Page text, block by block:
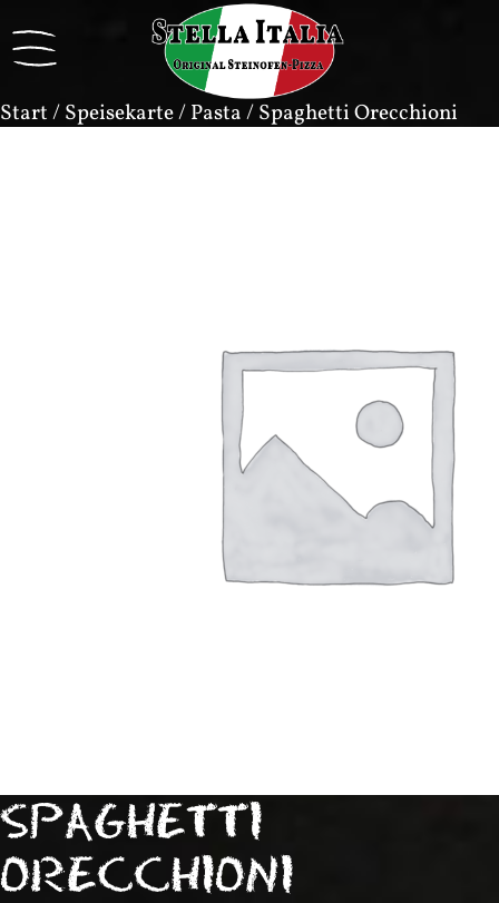
Start/Speisekarte/Pasta/ Spaghetti Orecchioni
SPAGHETTI
ORECCHIONI